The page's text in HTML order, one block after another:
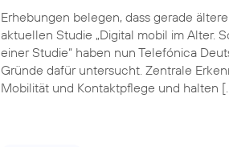
Erhebungen belegen, dass gerade
aktuellen Studie „Digital mobil im Alter.
einer Studie“ haben nun Telefónica
Gründe dafür untersucht. Zentrale
Mobilität und Kontaktpflege und halten